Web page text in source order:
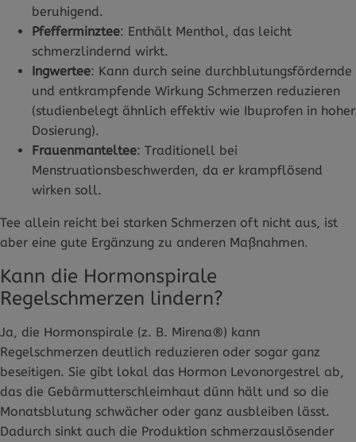
beruhigend.
Pfefferminztee: Enthält Menthol, das leicht
schmerzlindernd wirkt.
Ingwertee: Kann durch seine durchblutungsfördernde
und entkrampfende Wirkung Schmerzen reduzieren
(studienbelegt ähnlich effektiv wie Ibuprofen in hoher
Dosierung).
Frauenmanteltee: Traditionell bei
Menstruationsbeschwerden, da er krampflösend
wirken soll.
Tee allein reicht bei starken Schmerzen oft nicht aus, ist
aber eine gute Ergänzung zu anderen Maßnahmen.
Kann die Hormonspirale
Regelschmerzen lindern?
Ja, die Hormonspirale (z. B. Mirena®) kann
Regelschmerzen deutlich reduzieren oder sogar ganz
beseitigen. Sie gibt lokal das Hormon Levonorgestrel ab,
das die Gebärmutterschleimhaut dünn hält und so die
Monatsblutung schwächer oder ganz ausbleiben lässt.
Dadurch sinkt auch die Produktion schmerzauslösender